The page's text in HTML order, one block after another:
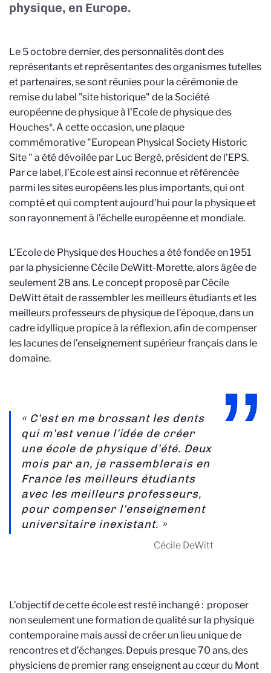
physique, en Europe.
Le 5 octobre dernier, des personnalités dont des
représentants et représentantes des organismes tutelles
et partenaires, se sont réunies pour la cérémonie de
remise du label "site historique" de la Société
européenne de physique à l'Ecole de physique des
Houches*. A cette occasion, une plaque
commémorative "European Physical Society Historic
Site " a été dévoilée par Luc Bergé, président de l’EPS.
Par ce label, l’Ecole est ainsi reconnue et référencée
parmi les sites européens les plus importants, qui ont
compté et qui comptent aujourd’hui pour la physique et
son rayonnement à l’échelle européenne et mondiale.
L’Ecole de Physique des Houches a été fondée en 1951
par la physicienne Cécile DeWitt-Morette, alors âgée de
seulement 28 ans. Le concept proposé par Cécile
DeWitt était de rassembler les meilleurs étudiants et les
meilleurs professeurs de physique de l’époque, dans un
cadre idyllique propice à la réflexion, afin de compenser
les lacunes de l’enseignement supérieur français dans le
domaine.
« C’est en me brossant les dents
qui m’est venue l’idée de créer
une école de physique d’été. Deux
mois par an, je rassemblerais en
France les meilleurs étudiants
avec les meilleurs professeurs,
pour compenser l’enseignement
universitaire inexistant. »
Cécile DeWitt
L’objectif de cette école est resté inchangé : proposer
non seulement une formation de qualité sur la physique
contemporaine mais aussi de créer un lieu unique de
rencontres et d’échanges. Depuis presque 70 ans, des
physiciens de premier rang enseignent au cœur du Mont